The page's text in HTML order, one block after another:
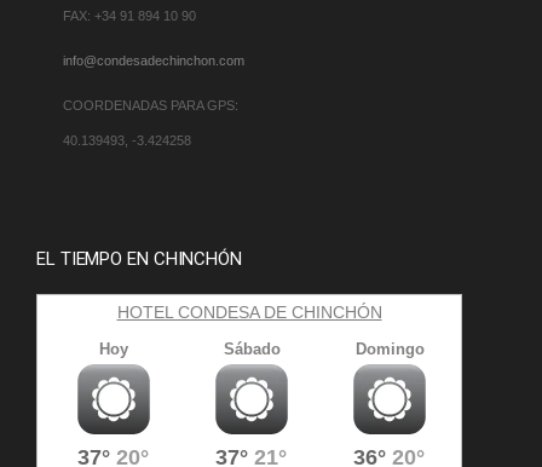
FAX: +34 91 894 10 90
info@condesadechinchon.com
COORDENADAS PARA GPS:
40.139493, -3.424258
EL TIEMPO EN CHINCHÓN
HOTEL CONDESA DE CHINCHÓN